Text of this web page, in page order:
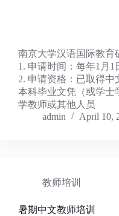
南京大学汉语国际教育
1. 申请时间：每年1月1
2. 申请资格：已取得
本科毕业文凭（或学士
学教师或其他人员
admin
April 10,
教师培训
暑期中文教师培训